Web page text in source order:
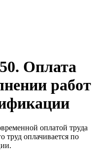
Оплата
работ
оплатой труда
труд оплачивается по